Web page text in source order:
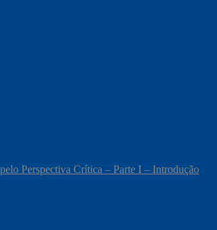
Perspectiva Crítica – Parte I – Introdução